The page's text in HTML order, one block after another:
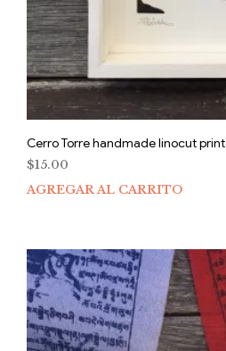
Cerro Torre handmade linocut print
$15.00
AGREGAR AL CARRITO